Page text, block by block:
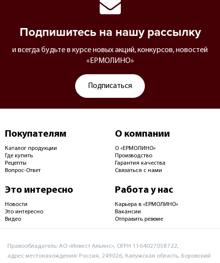
Подпишитесь на нашу рассылку
и всегда будьте в курсе новых акций, конкурсов, новостей
«ЕРМОЛИНО»
Подписаться
Покупателям
Каталог продукции
Где купить
Рецепты
Вопрос-Ответ
О компании
О «ЕРМОЛИНО»
Производство
Гарантия качества
Связаться с нами
Это интересно
Новости
Это интересно
Видео
Работа у нас
Карьера в «ЕРМОЛИНО»
Вакансии
Отправить резюме
Правообладатель: АО «Инвест Альянс», ОГРН 1164027058722,
адрес местонахождения: Россия, 249026, Калужская область, Боровский